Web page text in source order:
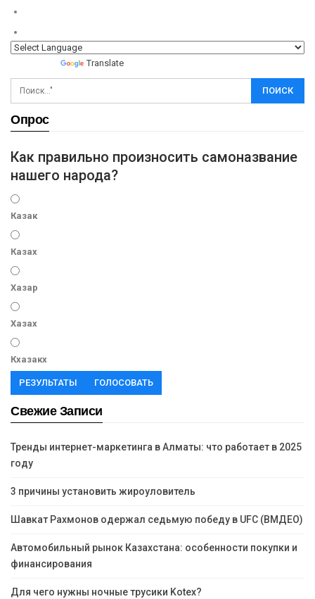
Translate
Опрос
Как правильно произносить самоназвание
нашего народа?
Казак
Казах
Хазар
Хазах
Кхазакх
РЕЗУЛЬТАТЫ ГОЛОСОВАТЬ
Свежие Записи
Тренды интернет-маркетинга в Алматы: что работает в 2025
году
3 причины установить жироуловитель
Шавкат Рахмонов одержал седьмую победу в UFC (ВМДЕО)
Автомобильный рынок Казахстана: особенности покупки и
финансирования
Для чего нужны ночные трусики Kotex?